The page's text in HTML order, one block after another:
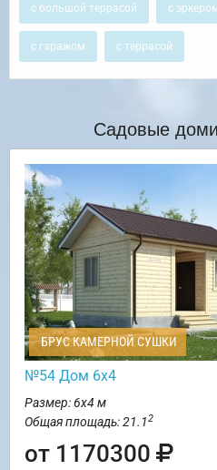
с большой террасой с
с гаражом с террасой
Садовые
БРУС КАМЕРНОЙ СУШКИ
№54 Дом 6х4
Размер: 6х4 м
Общая площадь: 21.12
от 1170300